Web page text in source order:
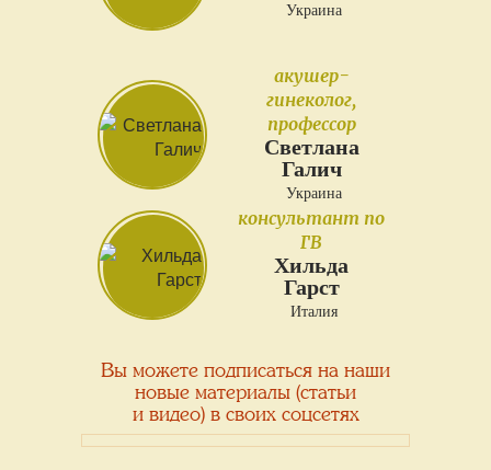
Украина
акушер-
гинеколог,
профессор
Светлана
Галич
Украина
консультант по
ГВ
Хильда
Гарст
Италия
Вы можете подписаться на наши
новые материалы (статьи
и видео) в своих соцсетях